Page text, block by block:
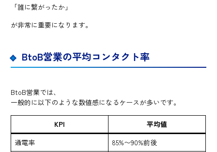
「誰に繋がったか」
が非常に重要になります。
BtoB営業の平均コンタクト率
BtoB営業では、
一般的に以下のような数値感になるケースが多いです。
KPI
平均値
通電率
85%〜90%前後